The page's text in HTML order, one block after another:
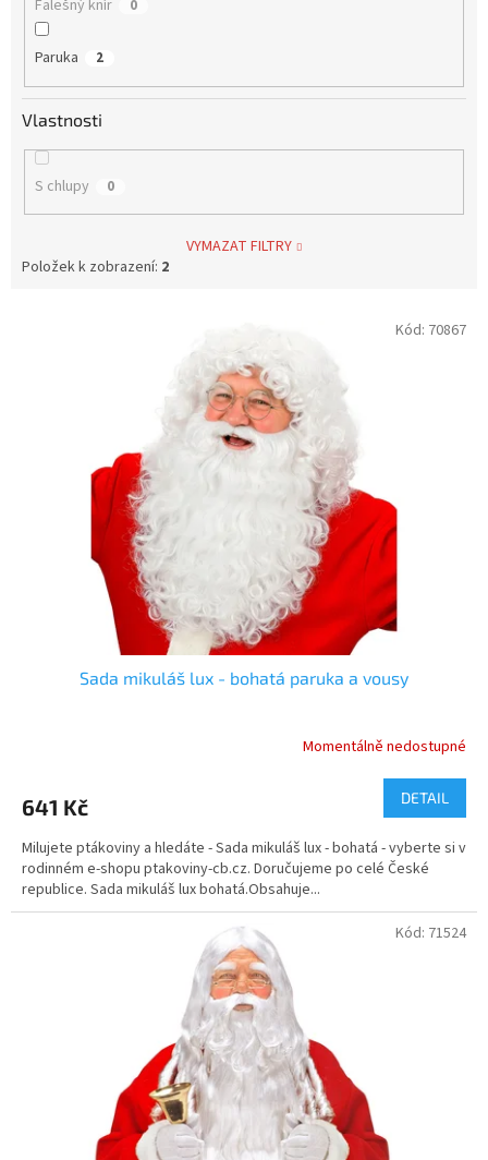
Falešný knír 0
Paruka 2
Vlastnosti
S chlupy 0
VYMAZAT FILTRY
Položek k zobrazení: 2
Sada mikuláš lux - bohatá paruka a vousy
je
z
5
hvězdiček.
Momentálně nedostupné
641 Kč DETAIL
Milujete ptákoviny a hledáte - Sada mikuláš lux - bohatá - vyberte si v
rodinném e-shopu ptakoviny-cb.cz. Doručujeme po celé České
republice. Sada mikuláš lux bohatá.Obsahuje...
Kód: 70867
Kód: 71524